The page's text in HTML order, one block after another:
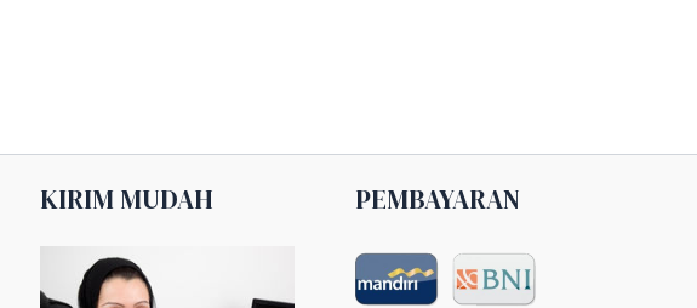
KIRIM MUDAH PEMBAYARAN